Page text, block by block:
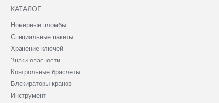
КАТАЛОГ
Номерные пломбы
Специальные пакеты
Хранение ключей
Знаки опасности
Контрольные браслеты
Блокираторы кранов
Инструмент